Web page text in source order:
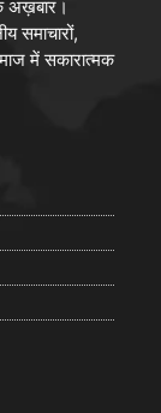
अख़बार।
समाचारों,
में सकारात्मक